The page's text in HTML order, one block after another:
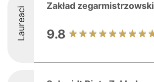
Laureaci Zakład zegarmistrzowski
9.8